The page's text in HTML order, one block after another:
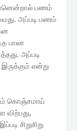
பணம்
அப்படி பணம்
பாலா
அப்படி
என்று
கொஞ்சமாய்
சிறுசிறு